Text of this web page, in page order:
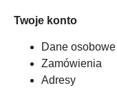
Twoje konto
Dane osobowe
Zamówienia
Adresy